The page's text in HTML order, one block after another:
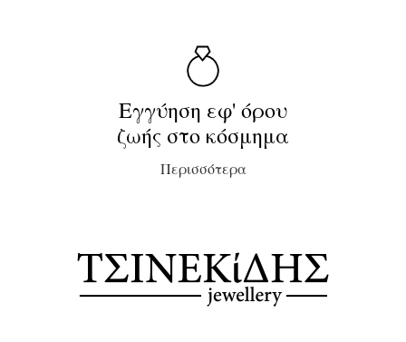
Εγγύηση εφ' όρου
ζωής στο κόσμημα
Περισσότερα